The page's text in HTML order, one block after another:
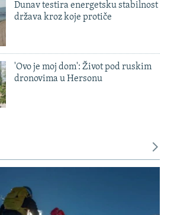
Dunav testira energetsku stabilnost
država kroz koje protiče
'Ovo je moj dom': Život pod ruskim
dronovima u Hersonu